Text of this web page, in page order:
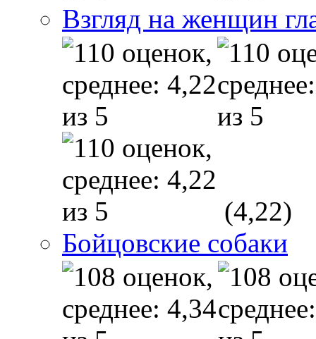
Взгляд на женщин
(4,22)
Бойцовские собаки